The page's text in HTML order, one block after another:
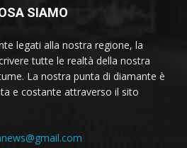
SIAMO
legati alla nostra regione, la
tutte le realtà della nostra
La nostra punta di diamante è
e costante attraverso il sito